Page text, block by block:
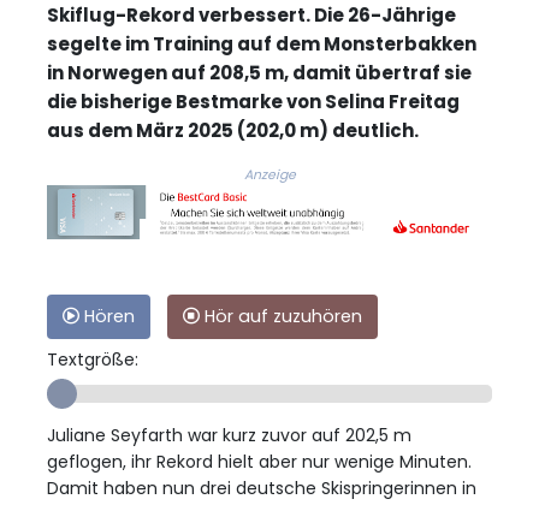
Skiflug-Rekord verbessert. Die 26-Jährige
segelte im Training auf dem Monsterbakken
in Norwegen auf 208,5 m, damit übertraf sie
die bisherige Bestmarke von Selina Freitag
aus dem März 2025 (202,0 m) deutlich.
Anzeige
Hören
Hör auf zuzuhören
Textgröße:
Juliane Seyfarth war kurz zuvor auf 202,5 m
geflogen, ihr Rekord hielt aber nur wenige Minuten.
Damit haben nun drei deutsche Skispringerinnen in